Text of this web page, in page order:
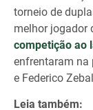
torneio de
melhor jogador
competição ao
enfrentaram na
e Federico
Leia também: